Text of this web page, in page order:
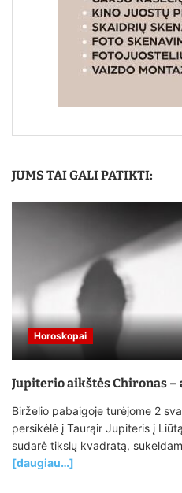
JUMS TAI GALI PATIKTI:
Horoskopai
Jupiterio aikštės Chironas –
Birželio pabaigoje turėjome 2
persikėlė į Taurąir Jupiteris į
sudarė tikslų kvadratą,
[daugiau…]